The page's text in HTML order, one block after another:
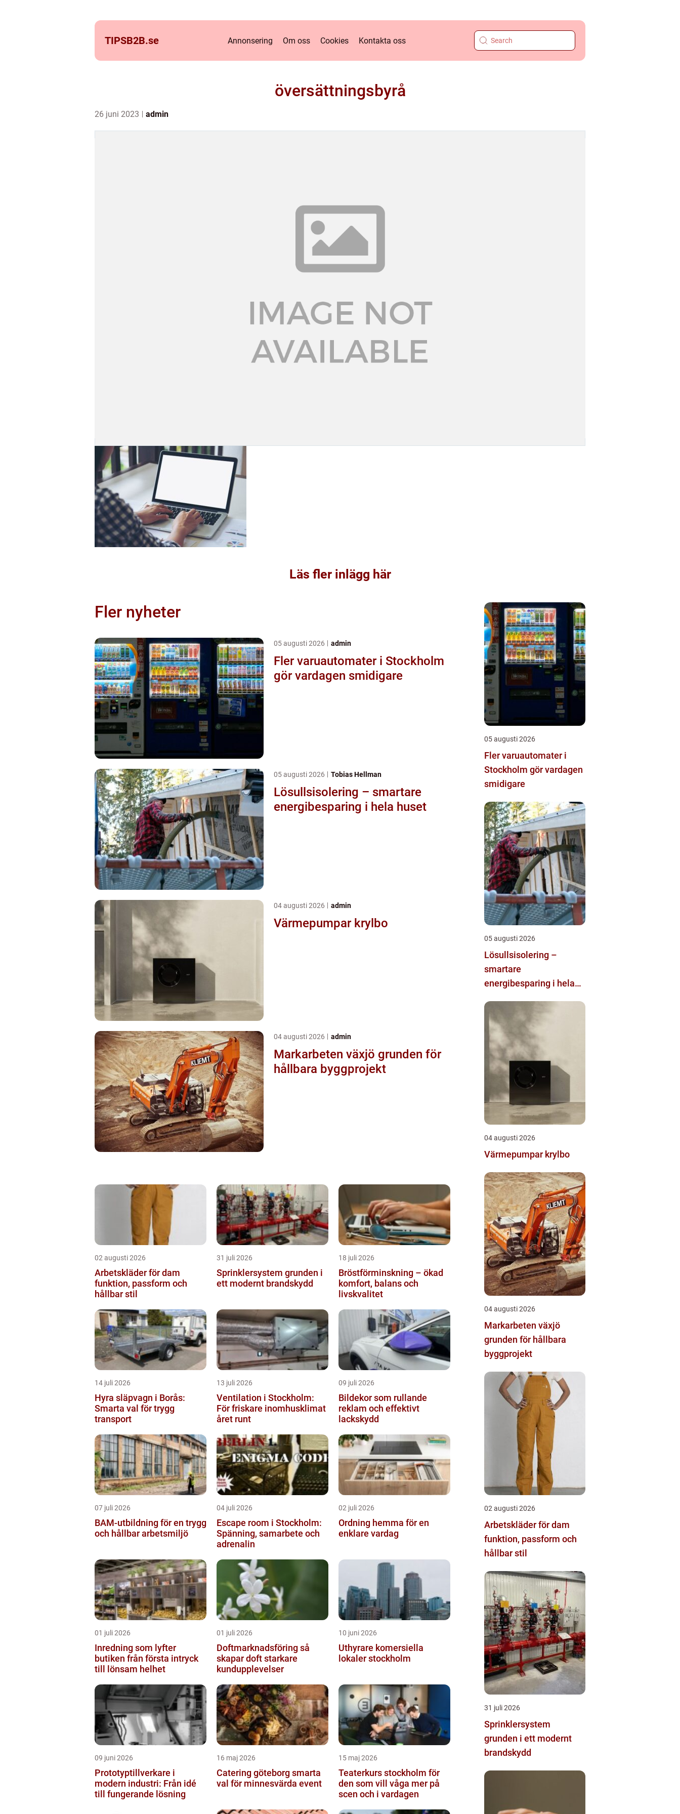
TIPSB2B.se Annonsering Om oss Cookies Kontakta oss
översättningsbyrå
26 juni 2023 admin
Läs fler inlägg här
Fler nyheter
05 augusti 2026 admin
Fler varuautomater i Stockholm
gör vardagen smidigare
05 augusti 2026 Tobias Hellman
Lösullsisolering – smartare
energibesparing i hela huset
04 augusti 2026 admin
Värmepumpar krylbo
04 augusti 2026 admin
Markarbeten växjö grunden för
hållbara byggprojekt
02 augusti 2026
Arbetskläder för dam
funktion, passform och
hållbar stil
31 juli 2026
Sprinklersystem grunden i
ett modernt brandskydd
18 juli 2026
Bröstförminskning – ökad
komfort, balans och
livskvalitet
14 juli 2026
Hyra släpvagn i Borås:
Smarta val för trygg
transport
13 juli 2026
Ventilation i Stockholm:
För friskare inomhusklimat
året runt
09 juli 2026
Bildekor som rullande
reklam och effektivt
lackskydd
07 juli 2026
BAM-utbildning för en trygg
och hållbar arbetsmiljö
04 juli 2026
Escape room i Stockholm:
Spänning, samarbete och
adrenalin
02 juli 2026
Ordning hemma för en
enklare vardag
01 juli 2026
Inredning som lyfter
butiken från första intryck
till lönsam helhet
01 juli 2026
Doftmarknadsföring så
skapar doft starkare
kundupplevelser
10 juni 2026
Uthyrare komersiella
lokaler stockholm
09 juni 2026
Prototyptillverkare i
modern industri: Från idé
till fungerande lösning
16 maj 2026
Catering göteborg smarta
val för minnesvärda event
15 maj 2026
Teaterkurs stockholm för
den som vill våga mer på
scen och i vardagen
05 augusti 2026
Fler varuautomater i
Stockholm gör vardagen
smidigare
05 augusti 2026
Lösullsisolering –
smartare
energibesparing i hela
04 augusti 2026
Värmepumpar krylbo
04 augusti 2026
Markarbeten växjö
grunden för hållbara
byggprojekt
02 augusti 2026
Arbetskläder för dam
funktion, passform och
hållbar stil
31 juli 2026
Sprinklersystem
grunden i ett modernt
brandskydd